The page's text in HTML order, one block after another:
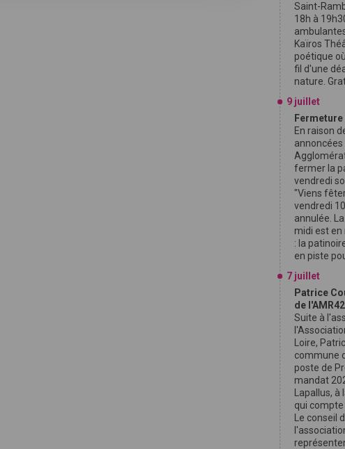
Saint-
18h à
Kaïros
poétique
fil d'une
nature.
9 juillet
En raison
annoncées
fermer la
vendredi
"Viens
vendredi
annulée.
midi est en
: la
en piste
7 juillet
Patrice
de l'AMR42
Suite à
Loire,
commune
poste de
mandat
Lapallus,
qui compte
Le conseil